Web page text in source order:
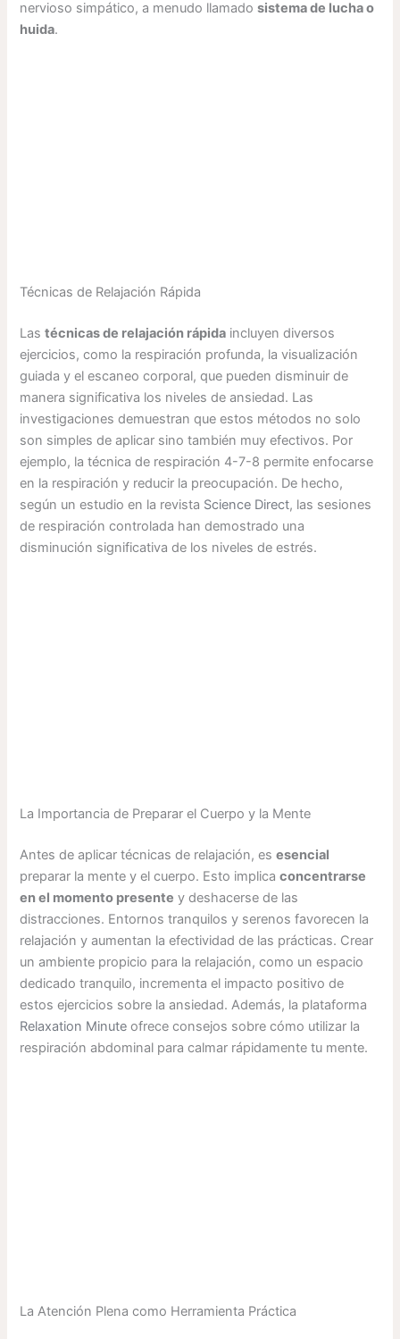
nervioso simpático, a menudo llamadosistema de lucha o
huida.
Técnicas de Relajación Rápida
Lastécnicas de relajación rápida incluyen diversos
ejercicios, como la respiración profunda, la visualización
guiada y el escaneo corporal, que pueden disminuir de
manera significativa los niveles de ansiedad. Las
investigaciones demuestran que estos métodos no solo
son simples de aplicar sino también muy efectivos. Por
ejemplo, la técnica de respiración 4-7-8 permite enfocarse
en la respiración y reducir la preocupación. De hecho,
según un estudio en la revista Science Direct, las sesiones
de respiración controlada han demostrado una
disminución significativa de los niveles de estrés.
La Importancia de Preparar el Cuerpo y la Mente
Antes de aplicar técnicas de relajación, esesencial
preparar la mente y el cuerpo. Esto implicaconcentrarse
en el momento presente y deshacerse de las
distracciones. Entornos tranquilos y serenos favorecen la
relajación y aumentan la efectividad de las prácticas. Crear
un ambiente propicio para la relajación, como un espacio
dedicado tranquilo, incrementa el impacto positivo de
estos ejercicios sobre la ansiedad. Además, la plataforma
Relaxation Minute ofrece consejos sobre cómo utilizar la
respiración abdominal para calmar rápidamente tu mente.
La Atención Plena como Herramienta Práctica